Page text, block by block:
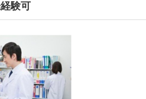
験可